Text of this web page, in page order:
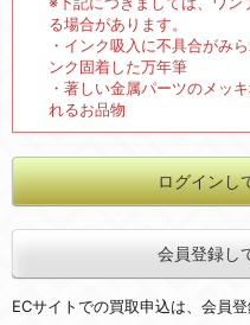
る場合があります。
・インク吸入に不具合がみ
ンク固着した万年筆
・著しい金属パーツのメッ
れるお品物
ログインし
会員登録し
ECサイトでの買取申込は、会員登